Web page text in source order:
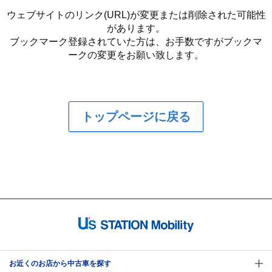
ウェブサイトのリンク(URL)が変更または削除された可能性
があります。
ブックマーク登録されていた方は、お手数ですがブックマ
ークの変更をお願い致します。
トップページに戻る
お近くのお店から中古車を探す